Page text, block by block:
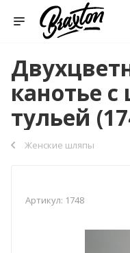
канотье
тульей
Женские шляпы
Артикул: 1748